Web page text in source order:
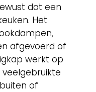
dat een
Het
afgevoerd of
werkt op
veelgebruikte
of